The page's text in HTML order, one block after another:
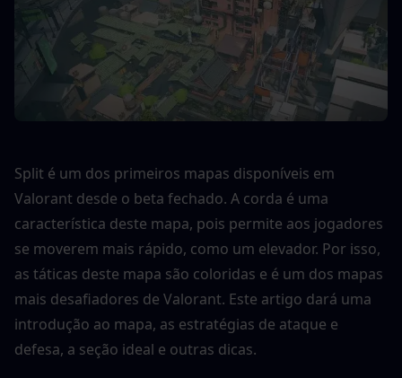
Split é um dos primeiros mapas disponíveis em
Valorant desde o beta fechado. A corda é uma
característica deste mapa, pois permite aos jogadores
se moverem mais rápido, como um elevador. Por isso,
as táticas deste mapa são coloridas e é um dos mapas
mais desafiadores de Valorant. Este artigo dará uma
introdução ao mapa, as estratégias de ataque e
defesa, a seção ideal e outras dicas.